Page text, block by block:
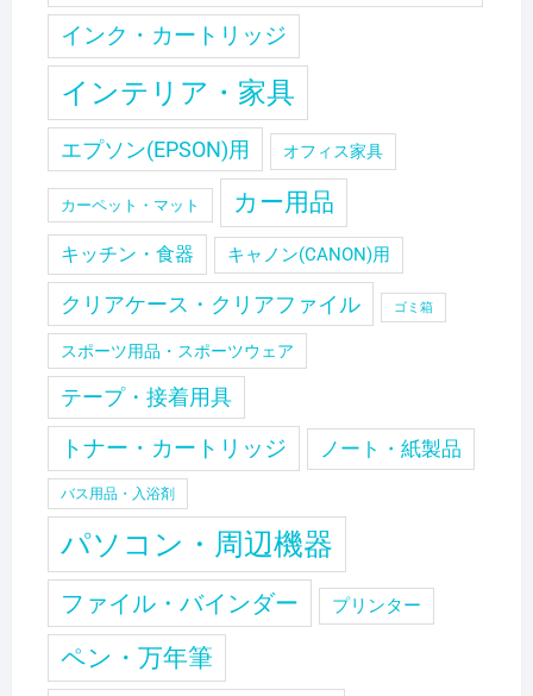
インク・カートリッジ
インテリア・家具
エプソン(EPSON)用 オフィス家具
カーペット・マット カー用品
キッチン・食器 キャノン(CANON)用
クリアケース・クリアファイル ゴミ箱
スポーツ用品・スポーツウェア
テープ・接着用具
トナー・カートリッジ ノート・紙製品
バス用品・入浴剤
パソコン・周辺機器
ファイル・バインダー プリンター
ペン・万年筆